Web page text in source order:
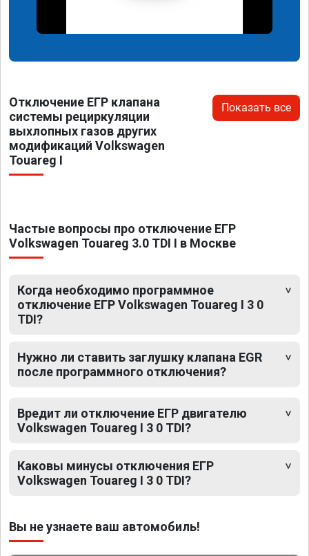
Отключение ЕГР клапана
системы рециркуляции
выхлопных газов других
модификаций Volkswagen
Touareg I
Показать все
Частые вопросы про отключение ЕГР
Volkswagen Touareg 3.0 TDI I в Москве
Когда необходимо программное
отключение ЕГР Volkswagen Touareg I 3 0
TDI?
Нужно ли ставить заглушку клапана EGR
после программного отключения?
Вредит ли отключение ЕГР двигателю
Volkswagen Touareg I 3 0 TDI?
Каковы минусы отключения ЕГР
Volkswagen Touareg I 3 0 TDI?
Вы не узнаете ваш автомобиль!